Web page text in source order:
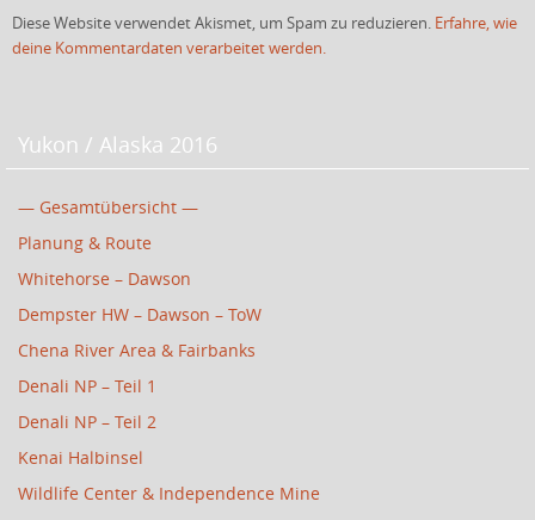
Diese Website verwendet Akismet, um Spam zu reduzieren. Erfahre, wie
deine Kommentardaten verarbeitet werden.
Yukon / Alaska 2016
— Gesamtübersicht —
Planung & Route
Whitehorse – Dawson
Dempster HW – Dawson – ToW
Chena River Area & Fairbanks
Denali NP – Teil 1
Denali NP – Teil 2
Kenai Halbinsel
Wildlife Center & Independence Mine